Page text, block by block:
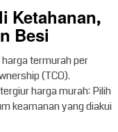
Ketahanan,
Besi
termurah per
(TCO).
harga murah: Pilih
keamanan yang diakui